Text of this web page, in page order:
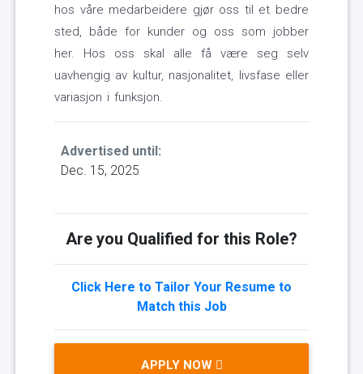
hos våre medarbeidere gjør oss til et bedre
sted, både for kunder og oss som jobber
her. Hos oss skal alle få være seg selv
uavhengig av kultur, nasjonalitet, livsfase eller
variasjon i funksjon.
Advertised until:
Dec. 15, 2025
Are you Qualified for this Role?
Click Here to Tailor Your Resume to
Match this Job
APPLY NOW